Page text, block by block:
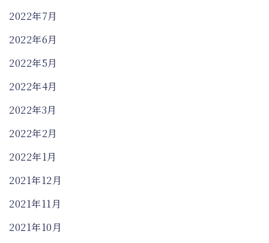
2022年7月
2022年6月
2022年5月
2022年4月
2022年3月
2022年2月
2022年1月
2021年12月
2021年11月
2021年10月